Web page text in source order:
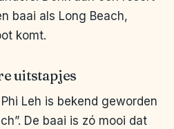
baai als Long Beach,
komt.
uitstapjes
Leh is bekend geworden
De baai is zó mooi dat